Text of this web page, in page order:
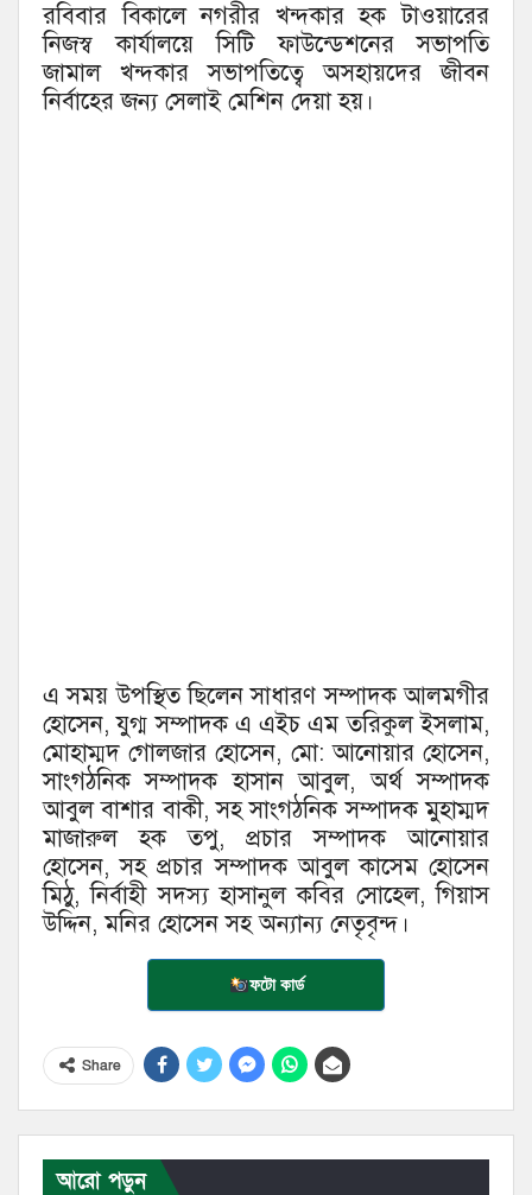
রবিবার বিকালে নগরীর খন্দকার হক টাওয়ারের
নিজস্ব কার্যালয়ে সিটি ফাউন্ডেশনের সভাপতি
জামাল খন্দকার সভাপতিত্বে অসহায়দের জীবন
নির্বাহের জন্য সেলাই মেশিন দেয়া হয়।
এ সময় উপস্থিত ছিলেন সাধারণ সম্পাদক আলমগীর
হোসেন, যুগ্ম সম্পাদক এ এইচ এম তরিকুল ইসলাম,
মোহাম্মদ গোলজার হোসেন, মো: আনোয়ার হোসেন,
সাংগঠনিক সম্পাদক হাসান আবুল, অর্থ সম্পাদক
আবুল বাশার বাকী, সহ সাংগঠনিক সম্পাদক মুহাম্মদ
মাজারুল হক তপু, প্রচার সম্পাদক আনোয়ার
হোসেন, সহ প্রচার সম্পাদক আবুল কাসেম হোসেন
মিঠু, নির্বাহী সদস্য হাসানুল কবির সোহেল, গিয়াস
উদ্দিন, মনির হোসেন সহ অন্যান্য নেতৃবৃন্দ।
ফটো কার্ড
Share
আরো পড়ুন